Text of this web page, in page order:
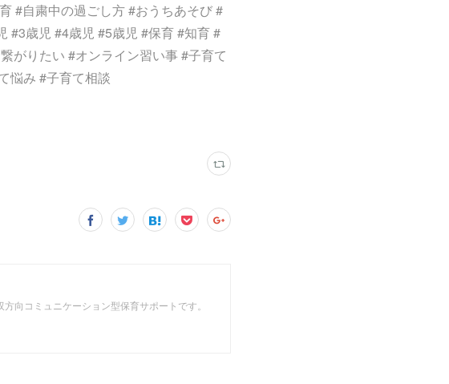
#自粛中の過ごし方 #おうちあそび #
#3歳児 #4歳児 #5歳児 #保育 #知育 #
がりたい #オンライン習い事 #子育て
悩み #子育て相談
向コミュニケーション型保育サポートです。